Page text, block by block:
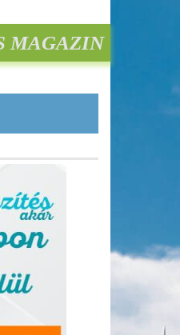
MAGAZIN